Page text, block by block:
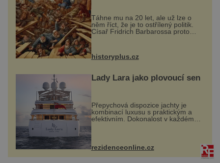
Táhne mu na 20 let, ale už lze o
něm říct, že je to ostřílený politik.
Císař Fridrich Barbarossa proto
posílá svého syna a dědice
Jindřicha VI. do Erfurtu, aby se stal
prostředníkem při řešení sporu m...
historyplus.cz
Lady Lara jako plovoucí sen
Přepychová dispozice jachty je
kombinací luxusu s praktickým a
efektivním. Dokonalost v každém
detailu představuje značka Fendi
Casa, kterou byly vybaveny její
paluby. Monacký přístav nabízí
každoročn...
rezidenceonline.cz